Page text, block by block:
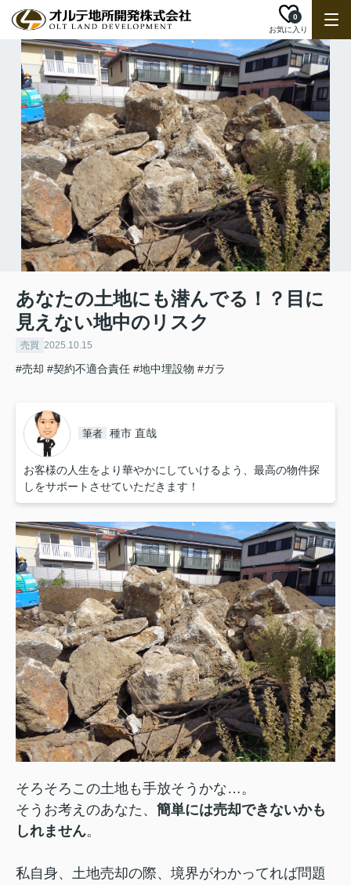
お気に入り
0
あなたの土地にも潜んでる！？目に
見えない地中のリスク
売買 2025.10.15
#売却 #契約不適合責任 #地中埋設物 #ガラ
筆者 種市 直哉
お客様の人生をより華やかにしていけるよう、最高の物件探
しをサポートさせていただきます！
そろそろこの土地も手放そうかな…。
そうお考えのあなた、 簡単には売却できないかも
しれません。
私自身、土地売却の際、境界がわかってれば問題